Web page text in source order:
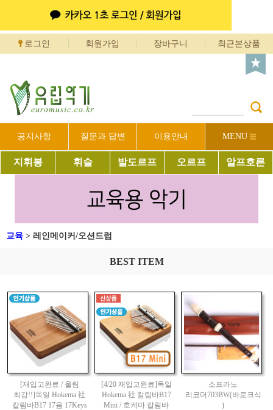
로그인 회원가입 장바구니 최근본상품
공지사항 질문과 답변 이용안내 MENU
지휘봉 휘슬 발도르프 오르프 알프호른
교육 > 레인메이커/오션드럼
BEST ITEM
[재입고완료 / 울림
최강!!]독일 Hokema 社
칼림바B17 17음 17Keys
[4/20 재입고완료]독일
Hokema 社 칼림바B17
Mini / 호케마 칼림바
소프라노
리코더703BW(바로크식
)